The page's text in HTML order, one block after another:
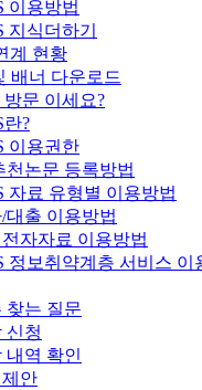
이용방법
지식더하기
계 현황
배너 다운로드
방문 이세요?
란?
이용권한
천논문 등록방법
자료 유형별 이용방법
대출 이용방법
자자료 이용방법
정보취약계층 서비스 이
찾는 질문
신청
내역 확인
안